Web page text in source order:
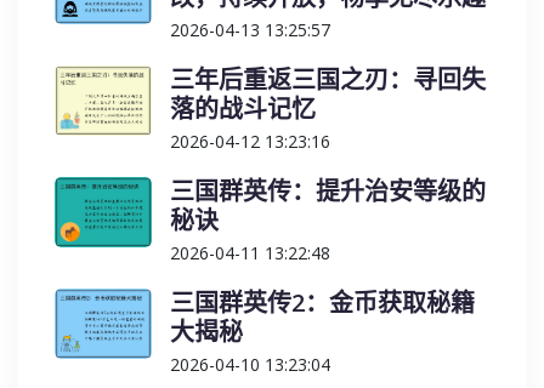
2026-04-13 13:25:57
三年后重返三国之刃：寻回失
落的战斗记忆
2026-04-12 13:23:16
三国群英传：提升治安等级的
秘诀
2026-04-11 13:22:48
三国群英传2：金币获取秘籍
大揭秘
2026-04-10 13:23:04